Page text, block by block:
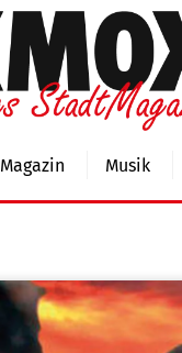
Magazin Musik